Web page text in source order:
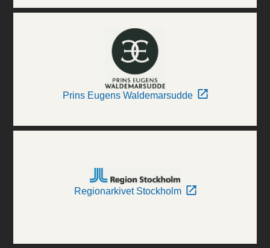
Prins Eugens Waldemarsudde
Regionarkivet Stockholm